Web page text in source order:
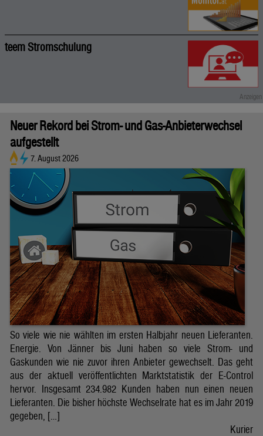
teem Stromschulung
Neuer Rekord bei Strom- und Gas-Anbieterwechsel
aufgestellt
7. August 2026
So viele wie nie wählten im ersten Halbjahr neuen Lieferanten.
Energie. Von Jänner bis Juni haben so viele Strom- und
Gaskunden wie nie zuvor ihren Anbieter gewechselt. Das geht
aus der aktuell veröffentlichten Marktstatistik der E-Control
hervor. Insgesamt 234.982 Kunden haben nun einen neuen
Lieferanten. Die bisher höchste Wechselrate hat es im Jahr 2019
gegeben, […]
Kurier